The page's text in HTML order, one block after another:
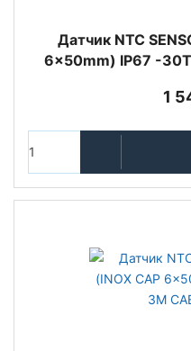
Датчик NTC
6x50mm) IP67 -
1